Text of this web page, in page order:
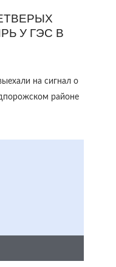
У ГЭС В
на сигнал о
районе